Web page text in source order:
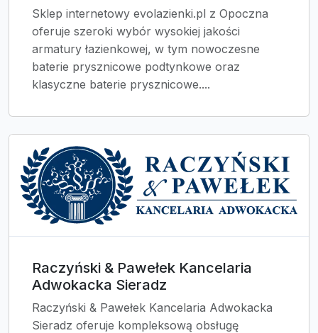
Sklep internetowy evolazienki.pl z Opoczna
oferuje szeroki wybór wysokiej jakości
armatury łazienkowej, w tym nowoczesne
baterie prysznicowe podtynkowe oraz
klasyczne baterie prysznicowe....
Raczyński & Pawełek Kancelaria
Adwokacka Sieradz
Raczyński & Pawełek Kancelaria Adwokacka
Sieradz oferuje kompleksową obsługę